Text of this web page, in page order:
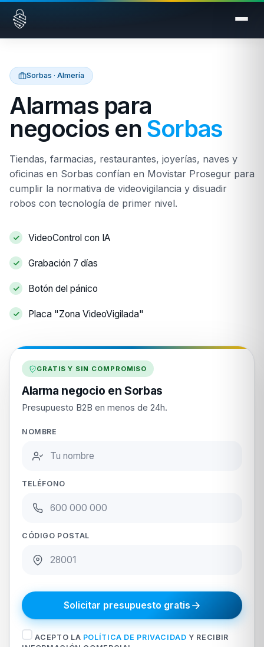
Saltar al contenido
Sorbas · Almería
Alarmas para
negocios en Sorbas
Tiendas, farmacias, restaurantes, joyerías, naves y
oficinas en Sorbas confían en Movistar Prosegur para
cumplir la normativa de videovigilancia y disuadir
robos con tecnología de primer nivel.
VideoControl con IA
Grabación 7 días
Botón del pánico
Placa "Zona VideoVigilada"
GRATIS Y SIN COMPROMISO
Alarma negocio en Sorbas
Presupuesto B2B en menos de 24h.
NOMBRE
TELÉFONO
CÓDIGO POSTAL
Solicitar presupuesto gratis
ACEPTO LA POLÍTICA DE PRIVACIDAD Y RECIBIR